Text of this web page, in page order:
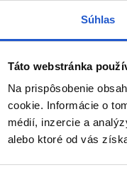
Súhlas
Táto webstránka
Na prispôsobenie
cookie. Informácie o
médií, inzercie a
alebo ktoré od vás
PRODUKTY